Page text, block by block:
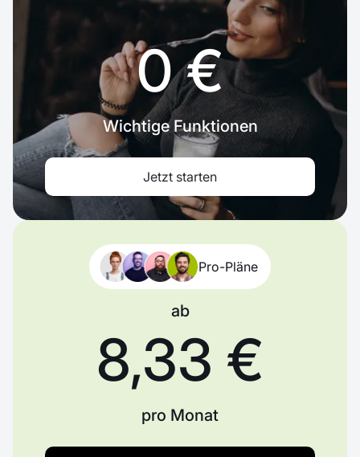
0 €
Wichtige Funktionen
Jetzt starten
Pro-Pläne
ab
8,33 €
pro Monat